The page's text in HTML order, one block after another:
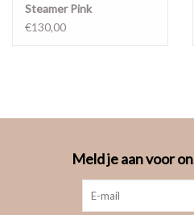
Steamer Pink
€130,00
Meld je aan voor